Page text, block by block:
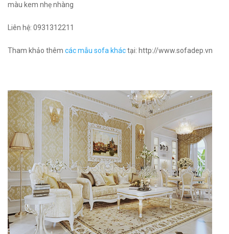
màu kem nhẹ nhàng
Liên hệ: 0931312211
Tham khảo thêm các mẫu sofa kháctại: http://www.sofadep.vn